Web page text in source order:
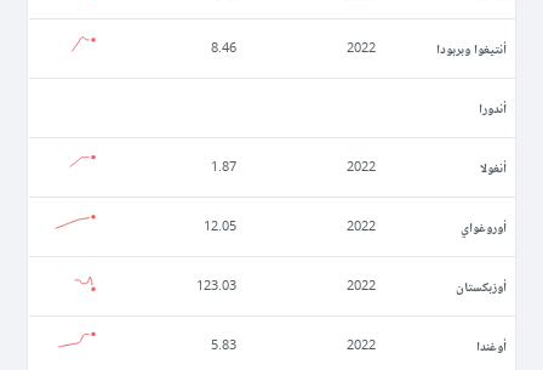
أنتيغوا وبربودا 2022
8.46
أندورا
أنغولا 2022
1.87
أوروغواي 2022
12.05
أوزبكستان 2022
123.03
أوغندا 2022
5.83